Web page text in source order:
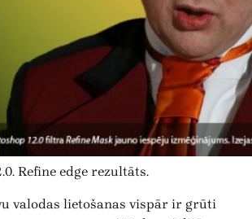
Refine edge rezultāts.
valodas lietošanas vispār ir grūti